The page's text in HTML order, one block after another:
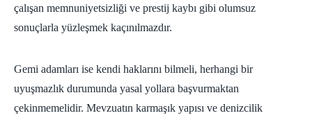
çalışan memnuniyetsizliği ve prestij kaybı gibi olumsuz
sonuçlarla yüzleşmek kaçınılmazdır.
Gemi adamları ise kendi haklarını bilmeli, herhangi bir
uyuşmazlık durumunda yasal yollara başvurmaktan
çekinmemelidir. Mevzuatın karmaşık yapısı ve denizcilik